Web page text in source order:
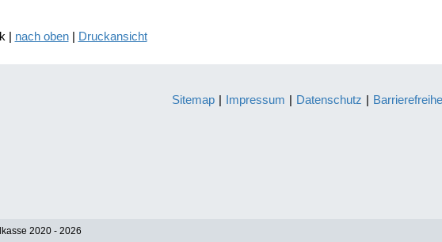
| nach oben| Druckansicht
Sitemap | Impressum | Datenschutz |
2020 - 2026